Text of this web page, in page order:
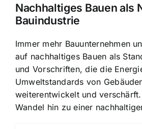
Nachhaltiges Bauen als
Bauindustrie
Immer mehr Bauunternehmen
auf nachhaltiges Bauen als
und Vorschriften, die die
Umweltstandards von
weiterentwickelt und
Wandel hin zu einer